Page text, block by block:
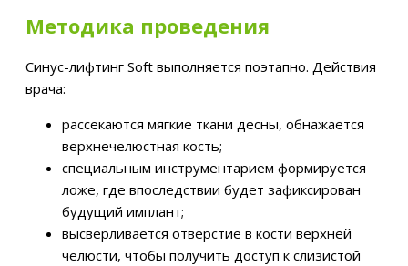
Методика проведения
Синус-лифтинг Soft выполняется поэтапно. Действия
врача:
рассекаются мягкие ткани десны, обнажается
верхнечелюстная кость;
специальным инструментарием формируется
ложе, где впоследствии будет зафиксирован
будущий имплант;
высверливается отверстие в кости верхней
челюсти, чтобы получить доступ к слизистой